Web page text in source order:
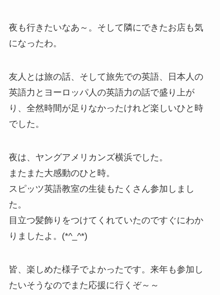
夜も行きたいなあ～。そして隣にできたお店も気
になったわ。
友人とは旅の話、そして旅先での英語、日本人の
英語力とヨーロッパ人の英語力の話で盛り上が
り、全然時間が足りなかったけれど楽しいひと時
でした。
夜は、ヤングアメリカンズ横浜でした。
またまた大感動のひと時。
スピッツ英語教室の生徒もたくさん参加しまし
た。
目立つ髪飾りをつけてくれていたのですぐにわか
りましたよ。(*^_^*)
皆、楽しめた様子でよかったです。来年も参加し
たいそうなのでまた応援に行くぞ～～